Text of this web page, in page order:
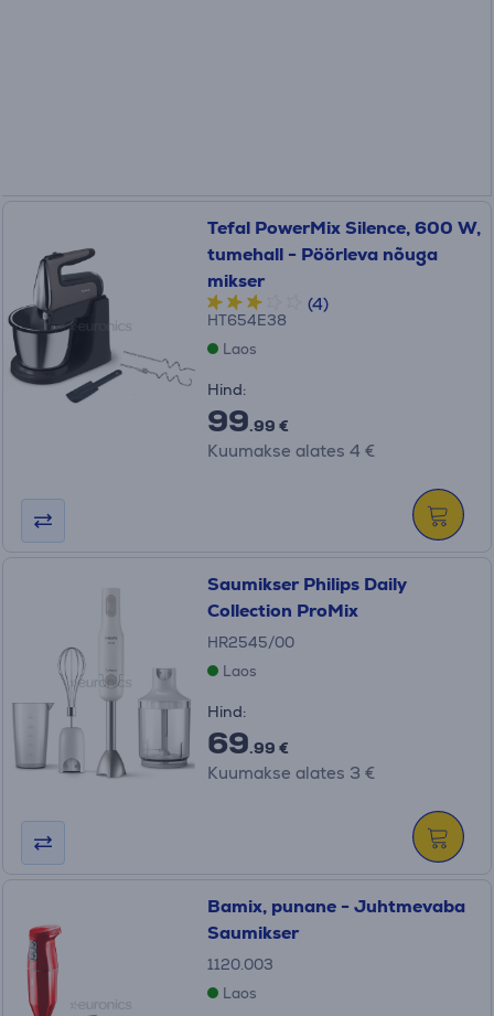
Tefal PowerMix Silence, 600 W,
tumehall - Pöörleva nõuga
mikser
(4)
HT654E38
Laos
Hind:
99.99 €
Kuumakse alates 4 €
Saumikser Philips Daily
Collection ProMix
HR2545/00
Laos
Hind:
69.99 €
Kuumakse alates 3 €
Bamix, punane - Juhtmevaba
Saumikser
1120.003
Laos